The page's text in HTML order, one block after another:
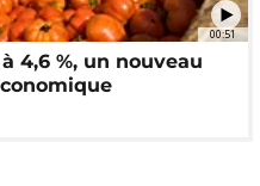
00:51
4,6 %, un nouveau